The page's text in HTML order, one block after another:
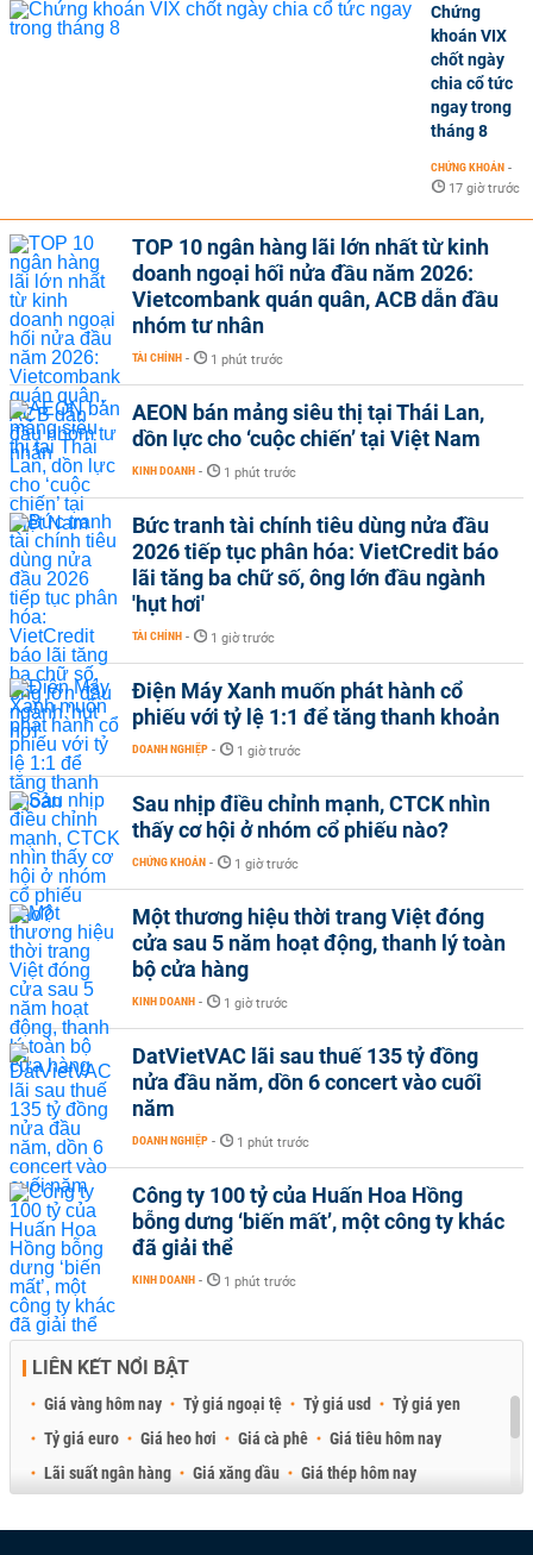
Chứng
khoán VIX
chốt ngày
chia cổ tức
ngay trong
tháng 8
CHỨNG KHOÁN -
17 giờ trước
TOP 10 ngân hàng lãi lớn nhất từ kinh
doanh ngoại hối nửa đầu năm 2026:
Vietcombank quán quân, ACB dẫn đầu
nhóm tư nhân
TÀI CHÍNH - 1 phút trước
AEON bán mảng siêu thị tại Thái Lan,
dồn lực cho ‘cuộc chiến’ tại Việt Nam
KINH DOANH - 1 phút trước
Bức tranh tài chính tiêu dùng nửa đầu
2026 tiếp tục phân hóa: VietCredit báo
lãi tăng ba chữ số, ông lớn đầu ngành
'hụt hơi'
TÀI CHÍNH - 1 giờ trước
Điện Máy Xanh muốn phát hành cổ
phiếu với tỷ lệ 1:1 để tăng thanh khoản
DOANH NGHIỆP - 1 giờ trước
Sau nhịp điều chỉnh mạnh, CTCK nhìn
thấy cơ hội ở nhóm cổ phiếu nào?
CHỨNG KHOÁN - 1 giờ trước
Một thương hiệu thời trang Việt đóng
cửa sau 5 năm hoạt động, thanh lý toàn
bộ cửa hàng
KINH DOANH - 1 giờ trước
DatVietVAC lãi sau thuế 135 tỷ đồng
nửa đầu năm, dồn 6 concert vào cuối
năm
DOANH NGHIỆP - 1 phút trước
Công ty 100 tỷ của Huấn Hoa Hồng
bỗng dưng ‘biến mất’, một công ty khác
đã giải thể
KINH DOANH - 1 phút trước
LIÊN KẾT NỔI BẬT
Giá vàng hôm nay Tỷ giá ngoại tệ Tỷ giá usd
Tỷ giá yen
Tỷ giá euro
Giá heo hơi Giá cà phê
Giá tiêu hôm nay
Lãi suất ngân hàng
Giá xăng dầu
Giá thép hôm nay